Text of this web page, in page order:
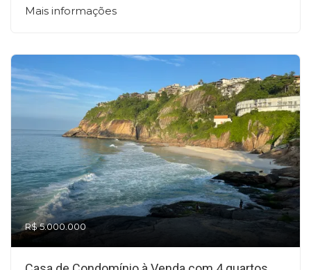
Mais informações
R$ 5.000.000